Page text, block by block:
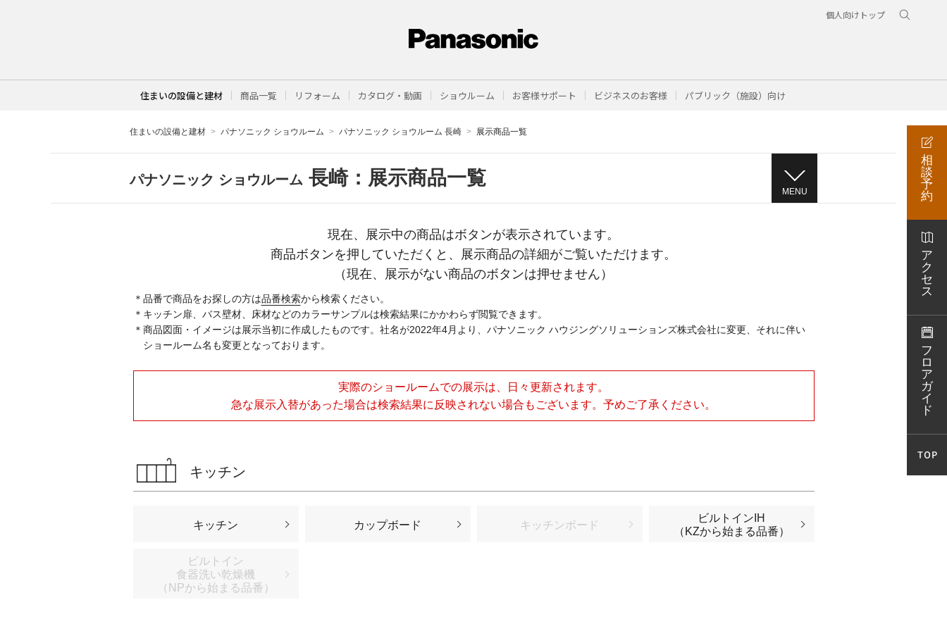
個人向けトップ
住まいの設備と建材 商品一覧 リフォーム カタログ・動画 ショウルーム お客様サポート ビジネスのお客様 パブリック（施設）向け
住まいの設備と建材 パナソニック ショウルーム パナソニック ショウルーム 長崎 展示商品一覧
パナソニック ショウルーム 長崎：展示商品一覧
MENU
現在、展示中の商品はボタンが表示されています。
商品ボタンを押していただくと、展示商品の詳細がご覧いただけます。
（現在、展示がない商品のボタンは押せません）
＊品番で商品をお探しの方は品番検索から検索ください。
＊キッチン扉、バス壁材、床材などのカラーサンプルは検索結果にかかわらず閲覧できます。
＊商品図面・イメージは展示当初に作成したものです。社名が2022年4月より、パナソニック ハウジングソリューションズ株式会社に変更、それに伴い
ショールーム名も変更となっております。
実際のショールームでの展示は、日々更新されます。
急な展示入替があった場合は検索結果に反映されない場合もございます。予めご了承ください。
キッチン
キッチン カップボード キッチンボード
ビルトインIH
（KZから始まる品番）
ビルトイン
食器洗い乾燥機
（NPから始まる品番）
相
談
予
約
ア
ク
セ
ス
フ
ロ
ア
ガ
イ
ド